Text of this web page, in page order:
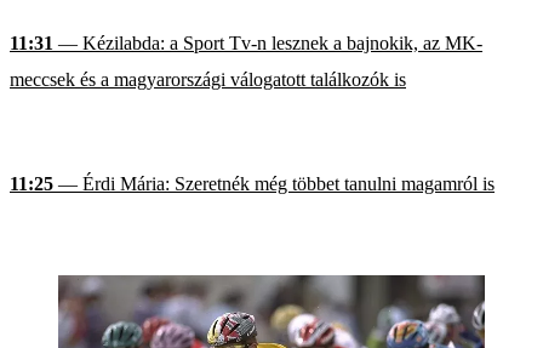
11:31 — Kézilabda: a Sport Tv-n lesznek a bajnokik, az MK-
meccsek és a magyarországi válogatott találkozók is
11:25 — Érdi Mária: Szeretnék még többet tanulni magamról is